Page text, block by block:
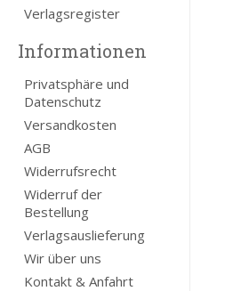
Verlagsregister
Informationen
Privatsphäre und
Datenschutz
Versandkosten
AGB
Widerrufsrecht
Widerruf der
Bestellung
Verlagsauslieferung
Wir über uns
Kontakt & Anfahrt